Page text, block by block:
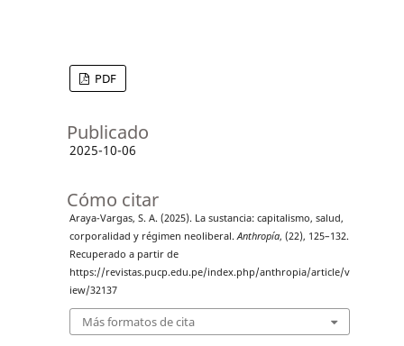
PDF
Publicado
2025-10-06
Cómo citar
Araya-Vargas, S. A. (2025). La sustancia: capitalismo, salud,
corporalidad y régimen neoliberal.Anthropía, (22), 125–132.
Recuperado a partir de
https://revistas.pucp.edu.pe/index.php/anthropia/article/v
iew/32137
Más formatos de cita